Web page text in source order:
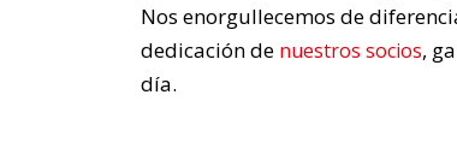
Nos enorgullecemos de
dedicación de nuestros socios,
día.